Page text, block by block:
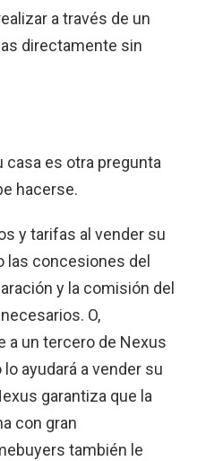
a través de un
directamente sin
casa es otra pregunta
hacerse.
y tarifas al vender su
las concesiones del
y la comisión del
O,
a un tercero de Nexus
ayudará a vender su
garantiza que la
con gran
también le